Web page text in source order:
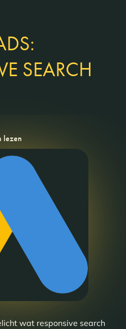
SEARCH
lezen
wat responsive search